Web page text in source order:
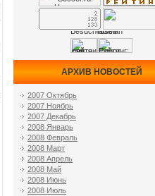
АРХИВ НОВОСТЕЙ
2007 Октябрь
2007 Ноябрь
2007 Декабрь
2008 Январь
2008 Февраль
2008 Март
2008 Апрель
2008 Май
2008 Июнь
2008 Июль